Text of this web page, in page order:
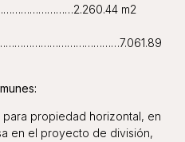
m2
propiedad horizontal, en
en el proyecto de división,